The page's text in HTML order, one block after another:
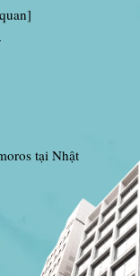
tại Nhật